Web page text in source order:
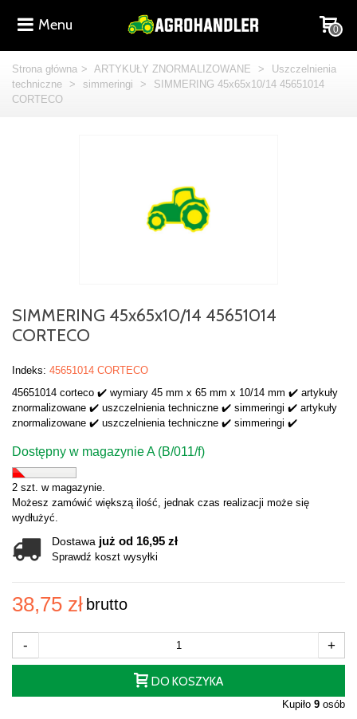
Menu 0
Strona główna > ARTYKUŁY ZNORMALIZOWANE >
Uszczelnienia
techniczne
> simmeringi >
SIMMERING 45x65x10/14 45651014
CORTECO
SIMMERING 45x65x10/14 45651014
CORTECO
Indeks: 45651014 CORTECO
45651014 corteco ✔️ wymiary 45 mm x 65 mm x 10/14 mm ✔️ artykuły
znormalizowane ✔️ uszczelnienia techniczne ✔️ simmeringi ✔️ artykuły
znormalizowane ✔️ uszczelnienia techniczne ✔️ simmeringi ✔️
Dostępny w magazynie A (B/011/f)
2 szt. w magazynie.
Możesz zamówić większą ilość, jednak czas realizacji może się
wydłużyć.
Dostawa już od 16,95 zł
Sprawdź koszt wysyłki
38,75 zł brutto
- +
DO KOSZYKA
Kupiło 9 osób